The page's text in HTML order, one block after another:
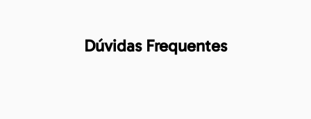
Dúvidas Frequentes